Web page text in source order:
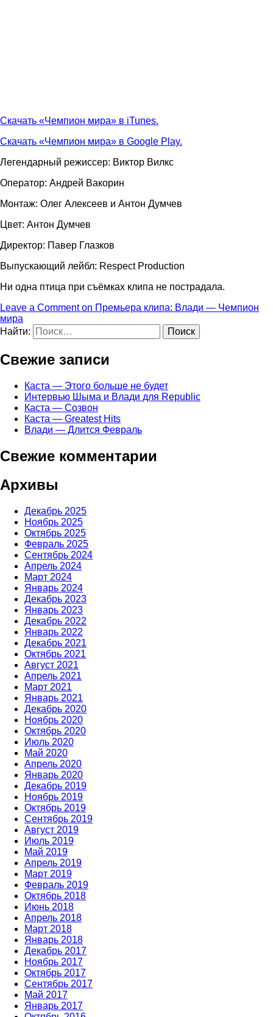
Скачать «Чемпион мира» в iTunes.
Скачать «Чемпион мира» в Google Play.
Легендарный режиссер: Виктор Вилкс
Оператор: Андрей Вакорин
Монтаж: Олег Алексеев и Антон Думчев
Цвет: Антон Думчев
Директор: Павер Глазков
Выпускающий лейбл: Respect Production
Ни одна птица при съёмках клипа не пострадала.
Leave a Commenton Премьера клипа: Влади — Чемпион
мира
Найти:
Свежие записи
Каста — Этого больше не будет
Интервью Шыма и Влади для Republic
Каста — Созвон
Каста — Greatest Hits
Влади — Длится Февраль
Свежие комментарии
Архивы
Декабрь 2025
Ноябрь 2025
Октябрь 2025
Февраль 2025
Сентябрь 2024
Апрель 2024
Март 2024
Январь 2024
Декабрь 2023
Январь 2023
Декабрь 2022
Январь 2022
Декабрь 2021
Октябрь 2021
Август 2021
Апрель 2021
Март 2021
Январь 2021
Декабрь 2020
Ноябрь 2020
Октябрь 2020
Июль 2020
Май 2020
Апрель 2020
Январь 2020
Декабрь 2019
Ноябрь 2019
Октябрь 2019
Сентябрь 2019
Август 2019
Июль 2019
Май 2019
Апрель 2019
Март 2019
Февраль 2019
Октябрь 2018
Июнь 2018
Апрель 2018
Март 2018
Январь 2018
Декабрь 2017
Ноябрь 2017
Октябрь 2017
Сентябрь 2017
Май 2017
Январь 2017